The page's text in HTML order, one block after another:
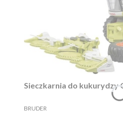
Sieczkarnia do kukurydzy
PRODUCENT
BRUDER